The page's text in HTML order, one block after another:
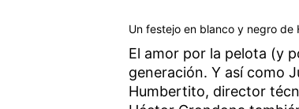
Un festejo en blanco y negro de
El amor por la pelota (y
generación. Y así como
Humbertito, director